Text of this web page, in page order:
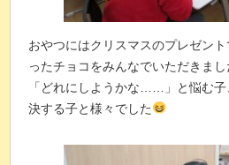
おやつにはクリスマスのプレゼン
ったチョコをみんなでいただきまし
「どれにしようかな……」と悩む
決する子と様々でした